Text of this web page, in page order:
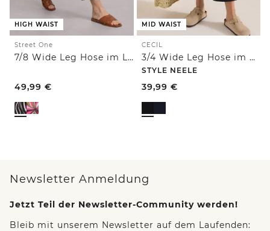
HIGH WAIST
Street One
7/8 Wide Leg Hose im Loose Fit
49,99 €
MID WAIST
CECIL
3/4 Wide Leg Hose im Casual Fit
STYLE NEELE
39,99 €
Newsletter Anmeldung
Jetzt Teil der Newsletter-Community werden!
Bleib mit unserem Newsletter auf dem Laufenden: